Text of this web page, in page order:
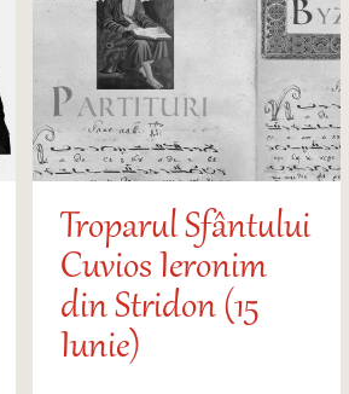
Troparul Sfântului
Cuvios Ieronim
din Stridon (15
Iunie)